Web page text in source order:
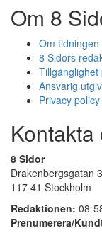
Om 8
Om
8 Sidors
Tillgänglighet
Ansvarig
Privacy
Kontakta
8 Sidor
Drakenbergsgatan
117 41 Stockholm
Redaktionen: 08-
Prenumerera/